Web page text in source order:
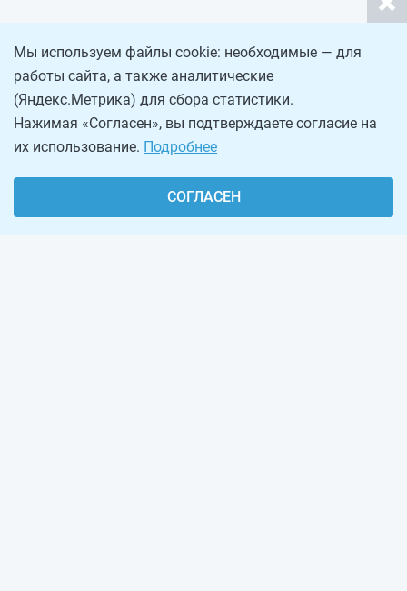
Мы используем файлы cookie: необходимые — для
работы сайта, а также аналитические
(Яндекс.Метрика) для сбора статистики.
Нажимая «Согласен», вы подтверждаете согласие на
их использование. Подробнее
СОГЛАСЕН